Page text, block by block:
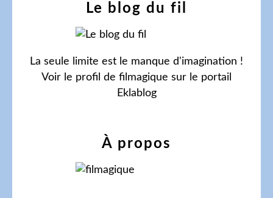
Le blog du fil
La seule limite est le manque d'imagination !
Voir le profil de filmagique sur le portail
Eklablog
À propos